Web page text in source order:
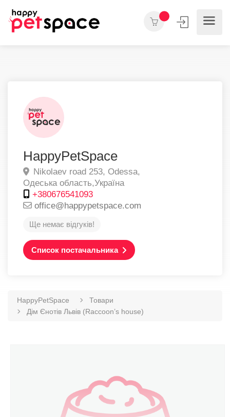
HappyPetSpace
Nikolaev road 253, Odessa,
Одеська область,Україна
+380676541093
office@happypetspace.com
Ще немає відгуків!
Список постачальника
HappyPetSpace
Товари
Дім Єнотів Львів (Raccoon’s house)